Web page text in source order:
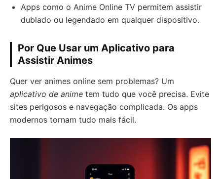
Apps como o Anime Online TV permitem assistir
dublado ou legendado em qualquer dispositivo.
Por Que Usar um Aplicativo para
Assistir Animes
Quer ver animes online sem problemas? Um
aplicativo de anime tem tudo que você precisa. Evite
sites perigosos e navegação complicada. Os apps
modernos tornam tudo mais fácil.